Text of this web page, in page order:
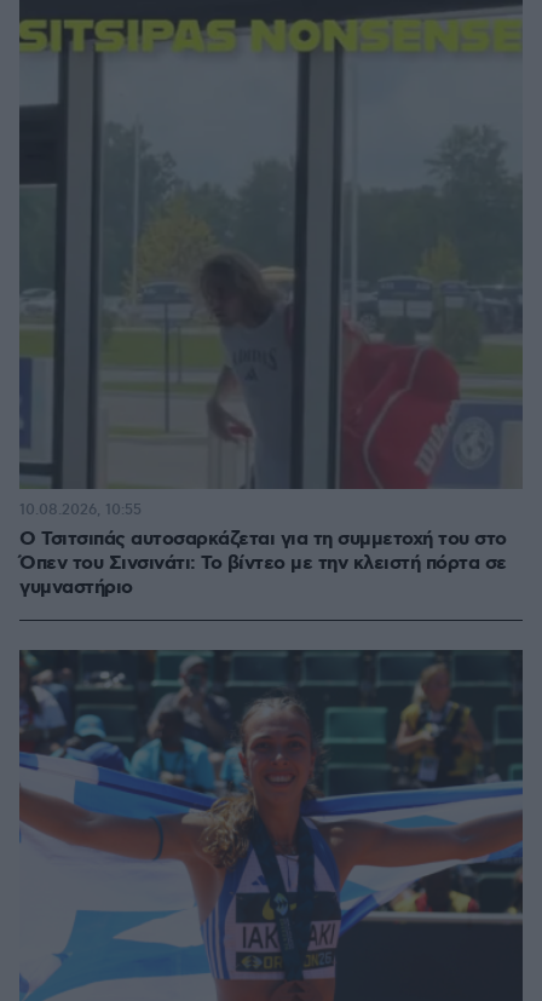
Ο Τσιτσιπάς αυτοσαρκάζεται για τη συμμετοχή του στο
Όπεν του Σινσινάτι: Το βίντεο με την κλειστή πόρτα σε
γυμναστήριο
10.08.2026, 10:55